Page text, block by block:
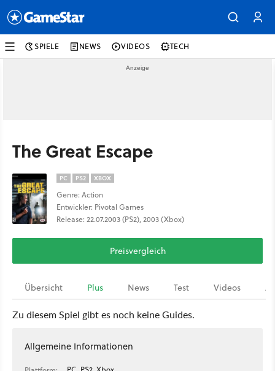
SPIELE NEWS VIDEOS TECH
The Great Escape
PC PS2 XBOX
Genre: Action
Entwickler: Pivotal Games
Release: 22.07.2003 (PS2), 2003 (Xbox)
Preisvergleich
Übersicht Plus News Test Videos
Zu diesem Spiel gibt es noch keine Guides.
Allgemeine Informationen